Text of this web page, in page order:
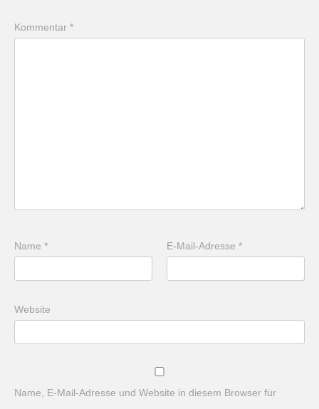
Kommentar *
Name * E-Mail-Adresse*
Website
Name, E-Mail-Adresse und Website in diesem Browser für